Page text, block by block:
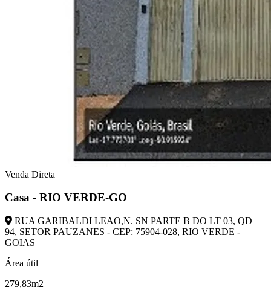
Venda Direta
Casa - RIO VERDE-GO
RUA GARIBALDI LEAO,N. SN PARTE B DO LT 03, QD
94, SETOR PAUZANES - CEP: 75904-028, RIO VERDE -
GOIAS
Área útil
279,83m2